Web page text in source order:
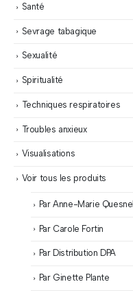
Santé
Sevrage tabagique
Sexualité
Spiritualité
Techniques respiratoires
Troubles anxieux
Visualisations
Voir tous les produits
Par Anne-Marie Quesnel
Par Carole Fortin
Par Distribution DPA
Par Ginette Plante